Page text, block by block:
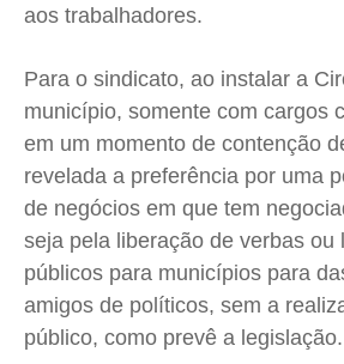
aos trabalhadores.
Para o sindicato, ao instalar a
município, somente com cargos
em um momento de contenção
revelada a preferência por uma
de negócios em que tem
seja pela liberação de verbas ou
públicos para municípios para
amigos de políticos, sem a
público, como prevê a legislação.